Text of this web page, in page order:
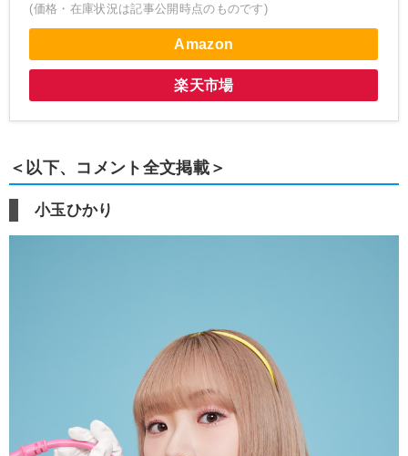
(価格・在庫状況は記事公開時点のものです)
Amazon
楽天市場
＜以下、コメント全文掲載＞
小玉ひかり